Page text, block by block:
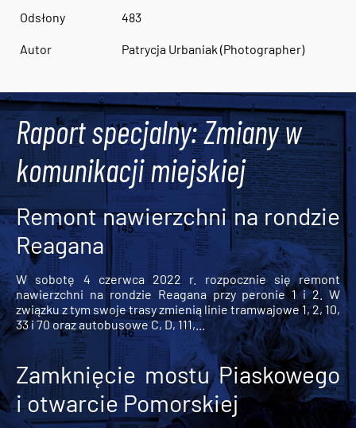
Odsłony 483
Autor Patrycja Urbaniak (Photographer)
Raport specjalny: Zmiany w
komunikacji miejskiej
Remont nawierzchni na rondzie
Reagana
W sobotę 4 czerwca 2022 r. rozpocznie się remont
nawierzchni na rondzie Reagana przy peronie 1 i 2. W
związku z tym swoje trasy zmienią linie tramwajowe 1, 2, 10,
33 i 70 oraz autobusowe C, D, 111,...
Zamknięcie mostu Piaskowego
i otwarcie Pomorskiej